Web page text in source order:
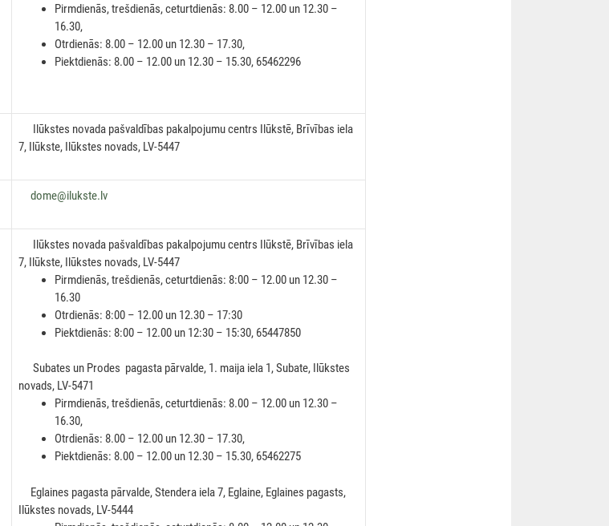
Pirmdienās, trešdienās, ceturtdienās: 8.00 – 12.00 un 12.30 –
16.30,
Otrdienās: 8.00 – 12.00 un 12.30 – 17.30,
Piektdienās: 8.00 – 12.00 un 12.30 – 15.30, 65462296
Ilūkstes novada pašvaldības pakalpojumu centrs Ilūkstē, Brīvības iela
7, Ilūkste, Ilūkstes novads, LV-5447
dome@ilukste.lv
Ilūkstes novada pašvaldības pakalpojumu centrs Ilūkstē, Brīvības iela
7, Ilūkste, Ilūkstes novads, LV-5447
Pirmdienās, trešdienās, ceturtdienās: 8:00 – 12.00 un 12.30 –
16.30
Otrdienās: 8:00 – 12.00 un 12.30 – 17:30
Piektdienās: 8:00 – 12.00 un 12:30 – 15:30, 65447850
Subates un Prodes pagasta pārvalde, 1. maija iela 1, Subate, Ilūkstes
novads, LV-5471
Pirmdienās, trešdienās, ceturtdienās: 8.00 – 12.00 un 12.30 –
16.30,
Otrdienās: 8.00 – 12.00 un 12.30 – 17.30,
Piektdienās: 8.00 – 12.00 un 12.30 – 15.30, 65462275
Eglaines pagasta pārvalde, Stendera iela 7, Eglaine, Eglaines pagasts,
Ilūkstes novads, LV-5444